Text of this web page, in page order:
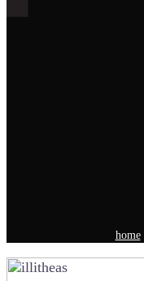
home